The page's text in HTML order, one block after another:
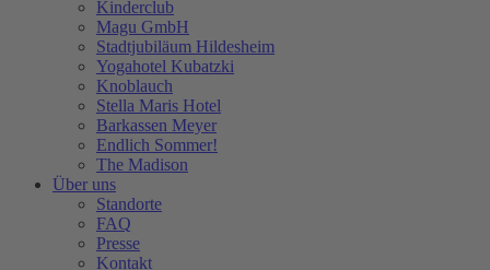
Kinderclub
Magu GmbH
Stadtjubiläum Hildesheim
Yogahotel Kubatzki
Knoblauch
Stella Maris Hotel
Barkassen Meyer
Endlich Sommer!
The Madison
Über uns
Standorte
FAQ
Presse
Kontakt